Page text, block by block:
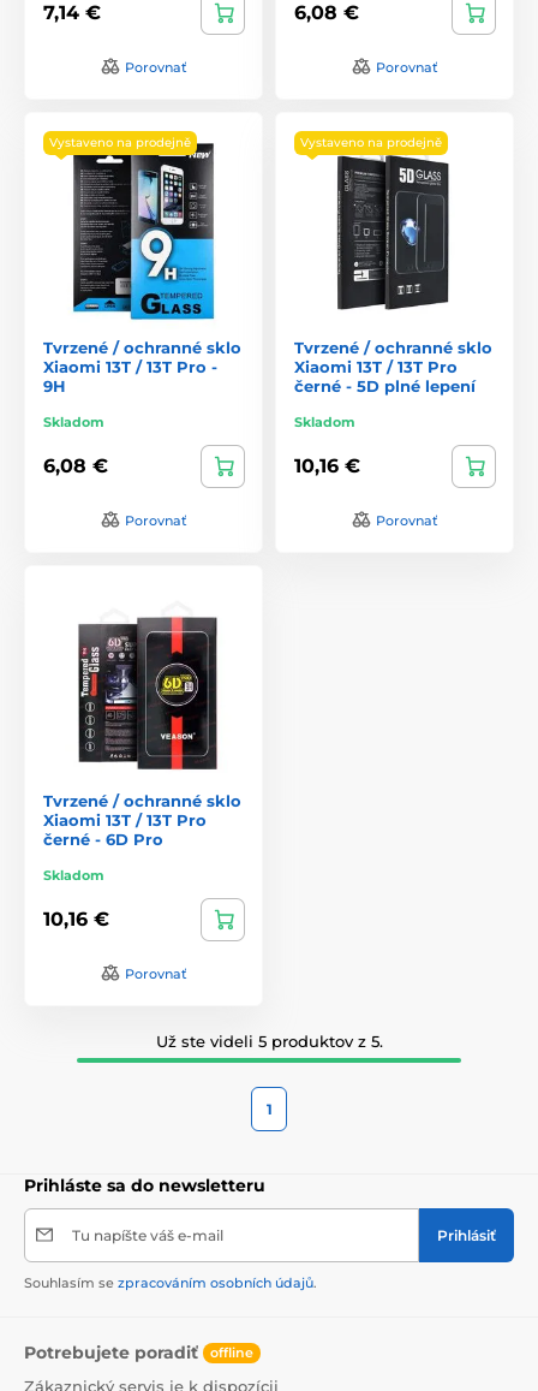
7,14 €
Porovnať
6,08 €
Porovnať
Vystaveno na prodejně
Tvrzené / ochranné sklo
Xiaomi 13T / 13T Pro -
9H
Skladom
6,08 €
Porovnať
Vystaveno na prodejně
Tvrzené / ochranné sklo
Xiaomi 13T / 13T Pro
černé - 5D plné lepení
Skladom
10,16 €
Porovnať
Tvrzené / ochranné sklo
Xiaomi 13T / 13T Pro
černé - 6D Pro
Skladom
10,16 €
Porovnať
Už ste videli 5 produktov z 5.
1
Prihláste sa do newsletteru
Tu napíšte váš e-mail Prihlásiť
Souhlasím se zpracováním osobních údajů.
Potrebujete poradiť offline
Zákaznický servis je k dispozícii